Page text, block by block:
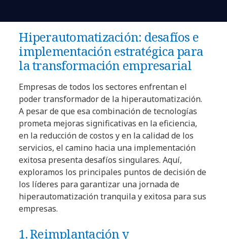
Hiperautomatización: desafíos e
implementación estratégica para
la transformación empresarial
Empresas de todos los sectores enfrentan el
poder transformador de la hiperautomatización.
A pesar de que esa combinación de tecnologías
prometa mejoras significativas en la eficiencia,
en la reducción de costos y en la calidad de los
servicios, el camino hacia una implementación
exitosa presenta desafíos singulares. Aquí,
exploramos los principales puntos de decisión de
los líderes para garantizar una jornada de
hiperautomatización tranquila y exitosa para sus
empresas.
1. Reimplantación y